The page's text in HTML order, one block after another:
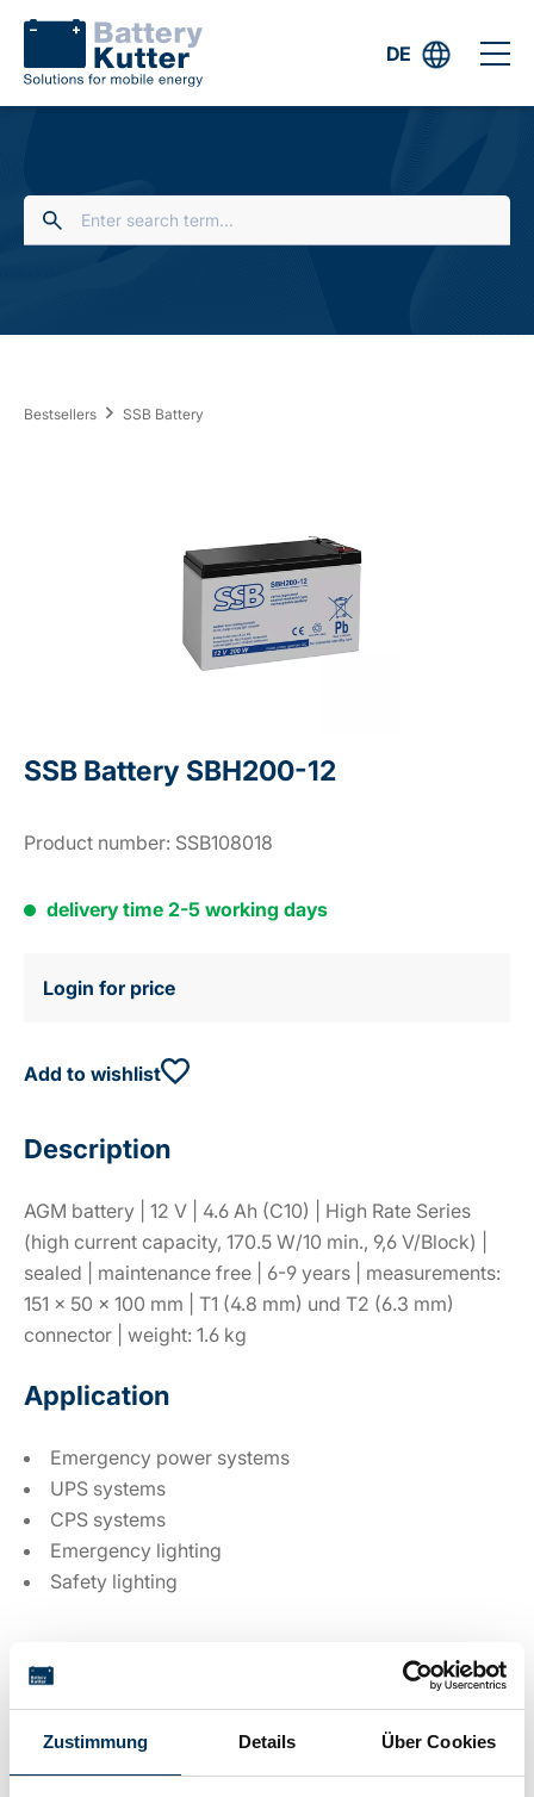
Zustimmung Details Über Cookies
DE
Bestsellers SSB Battery
SSB Battery SBH200-12
Product number: SSB108018
delivery time 2-5 working days
Login for price
Add to wishlist
Description
AGM battery | 12 V | 4.6 Ah (C10) | High Rate Series
(high current capacity, 170.5 W/10 min., 9,6 V/Block) |
sealed | maintenance free | 6-9 years | measurements:
151 × 50 × 100 mm | T1 (4.8 mm) und T2 (6.3 mm)
connector | weight: 1.6 kg
Application
Emergency power systems
UPS systems
CPS systems
Emergency lighting
Safety lighting
Technical details
Voltage: 12V